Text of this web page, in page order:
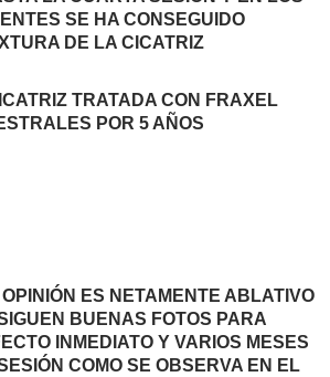
SE HA CONSEGUIDO
DE LA CICATRIZ
TRATADA CON FRAXEL
POR 5 AÑOS
ES NETAMENTE ABLATIVO
BUENAS FOTOS PARA
INMEDIATO Y VARIOS MESES
COMO SE OBSERVA EN EL